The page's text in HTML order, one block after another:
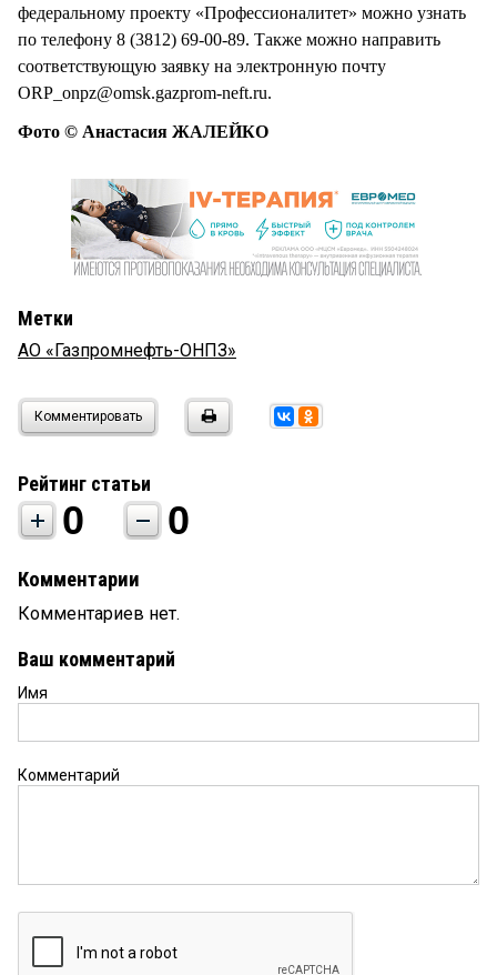
федеральному проекту «Профессионалитет» можно узнать
по телефону 8 (3812) 69-00-89. Также можно направить
соответствующую заявку на электронную почту
ORP_onpz@omsk.gazprom-neft.ru.
Фото © Анастасия ЖАЛЕЙКО
Метки
АО «Газпромнефть-ОНПЗ»
Комментировать
Рейтинг статьи
0 0
Комментарии
Комментариев нет.
Ваш комментарий
Имя
Комментарий